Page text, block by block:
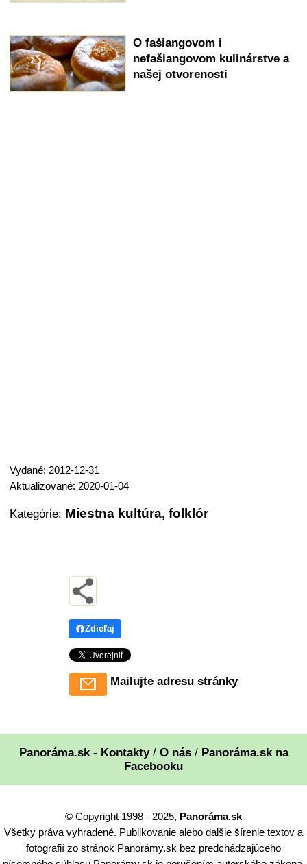
O fašiangovom i
nefašiangovom kulinárstve a
našej otvorenosti
Vydané: 2012-12-31
Aktualizované: 2020-01-04
Kategórie: Miestna kultúra, folklór
Zdieľaj
Mailujte adresu stránky
Panoráma.sk - Kontakty/ O nás/ Panoráma.sk na
Facebooku
© Copyright 1998 - 2025, Panoráma.sk
Všetky práva vyhradené. Publikovanie alebo dalšie šírenie textov a
fotografií zo stránok Panorámy.sk bez predchádzajúceho